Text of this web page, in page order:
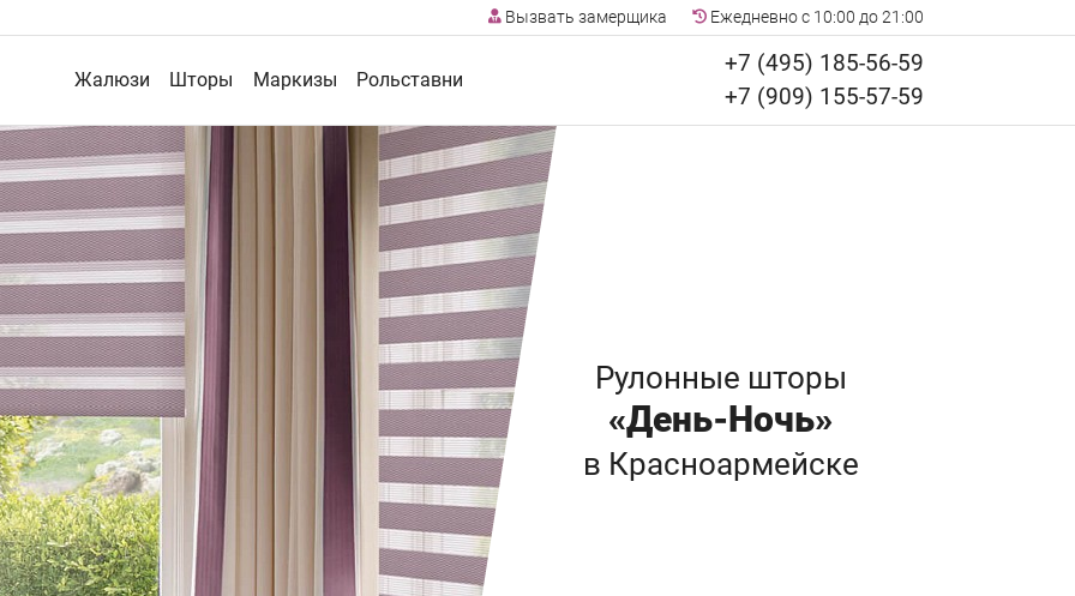
Вызвать замерщика Ежедневно с 10:00 до 21:00
Жалюзи Шторы Маркизы Рольставни
+7 (495) 185-56-59
+7 (909) 155-57-59
Рулонные шторы
«День-Ночь»
в Красноармейске